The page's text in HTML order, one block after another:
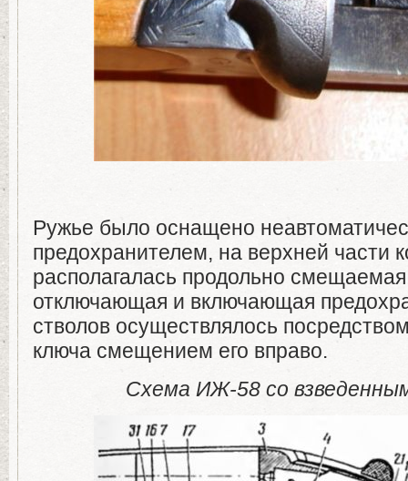
Ружье было оснащено
предохранителем, на верхней части
располагалась продольно
отключающая и включающая
стволов осуществлялось
ключа смещением его вправо.
Схема ИЖ-58 со